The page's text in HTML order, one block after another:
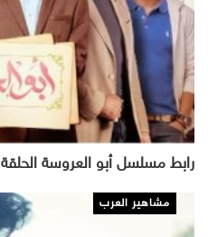
رابط مسلسل أبو العروسة الحلقة 93
مشاهير العرب